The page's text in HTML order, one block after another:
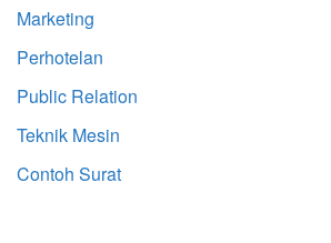
Marketing
Perhotelan
Public Relation
Teknik Mesin
Contoh Surat